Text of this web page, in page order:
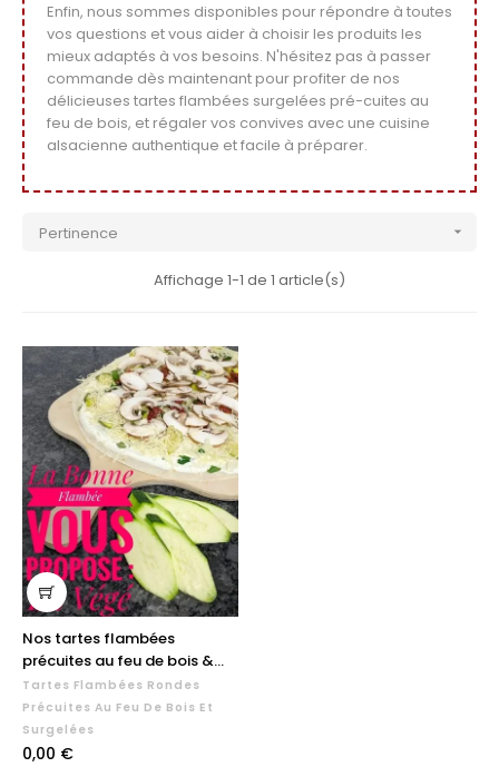
Enfin, nous sommes disponibles pour répondre à toutes
vos questions et vous aider à choisir les produits les
mieux adaptés à vos besoins. N'hésitez pas à passer
commande dès maintenant pour profiter de nos
délicieuses tartes flambées surgelées pré-cuites au
feu de bois, et régaler vos convives avec une cuisine
alsacienne authentique et facile à préparer.
Pertinence 
Affichage 1-1 de 1 article(s)
Nos tartes flambées
précuites au feu de bois &...
Tartes Flambées Rondes
Précuites Au Feu De Bois Et
Surgelées
Prix
0,00 €